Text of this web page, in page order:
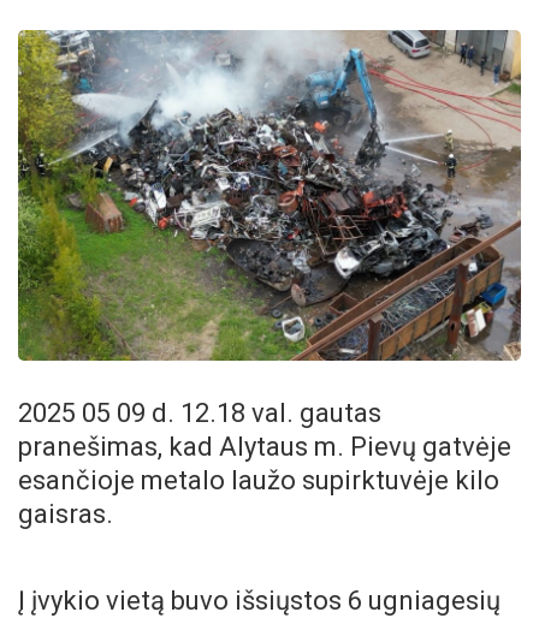
2025 05 09 d. 12.18 val. gautas
pranešimas, kad Alytaus m. Pievų gatvėje
esančioje metalo laužo supirktuvėje kilo
gaisras.
Į įvykio vietą buvo išsiųstos 6 ugniagesių